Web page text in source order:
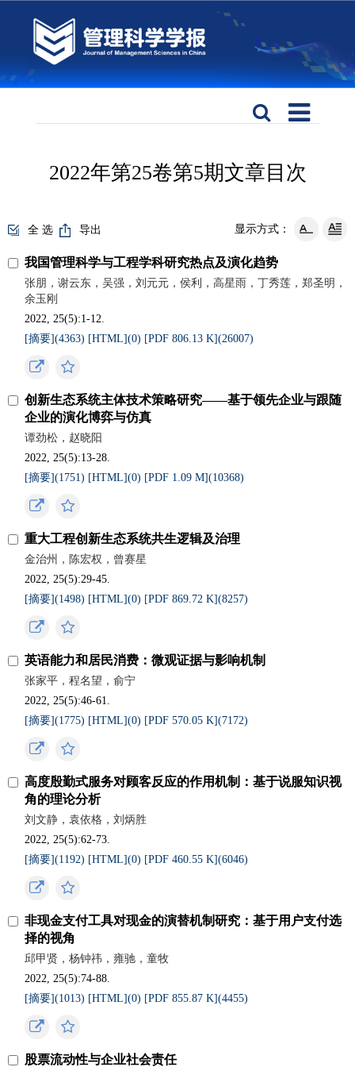
2022年第25卷第5期文章目次
全 选 导出 显示方式：
我国管理科学与工程学科研究热点及演化趋势
张朋，谢云东，吴强，刘元元，侯利，高星雨，丁秀莲，郑圣明，
余玉刚
2022, 25(5):1-12.
[摘要](4363) [HTML](0) [PDF 806.13 K](26007)
创新生态系统主体技术策略研究——基于领先企业与跟随
企业的演化博弈与仿真
谭劲松，赵晓阳
2022, 25(5):13-28.
[摘要](1751) [HTML](0) [PDF 1.09 M](10368)
重大工程创新生态系统共生逻辑及治理
金治州，陈宏权，曾赛星
2022, 25(5):29-45.
[摘要](1498) [HTML](0) [PDF 869.72 K](8257)
英语能力和居民消费：微观证据与影响机制
张家平，程名望，俞宁
2022, 25(5):46-61.
[摘要](1775) [HTML](0) [PDF 570.05 K](7172)
高度殷勤式服务对顾客反应的作用机制：基于说服知识视
角的理论分析
刘文静，袁依格，刘炳胜
2022, 25(5):62-73.
[摘要](1192) [HTML](0) [PDF 460.55 K](6046)
非现金支付工具对现金的演替机制研究：基于用户支付选
择的视角
邱甲贤，杨钟祎，雍驰，童牧
2022, 25(5):74-88.
[摘要](1013) [HTML](0) [PDF 855.87 K](4455)
股票流动性与企业社会责任